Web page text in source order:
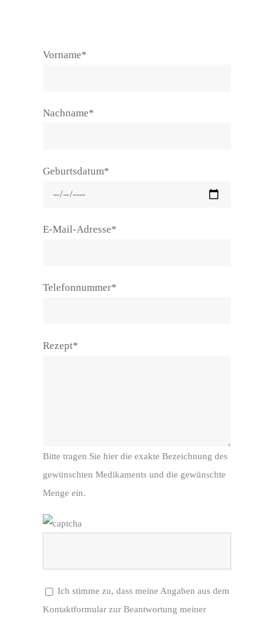
Vorname*
Nachname*
Geburtsdatum*
E-Mail-Adresse*
Telefonnummer*
Rezept*
Bitte tragen Sie hier die exakte Bezeichnung des
gewünschten Medikaments und die gewünschte
Menge ein.
Ich stimme zu, dass meine Angaben aus dem
Kontaktformular zur Beantwortung meiner